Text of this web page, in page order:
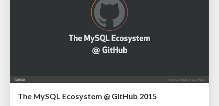
The MySQL Ecosystem @ GitHub 2015